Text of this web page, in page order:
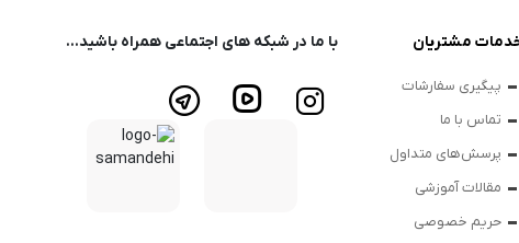
مشتریان
پیگیری سفارشات
تماس با ما
پرسش‌های متداول
مقالات آموزشی
حریم خصوصی
با ما در شبکه های اجتماعی همراه باشید...